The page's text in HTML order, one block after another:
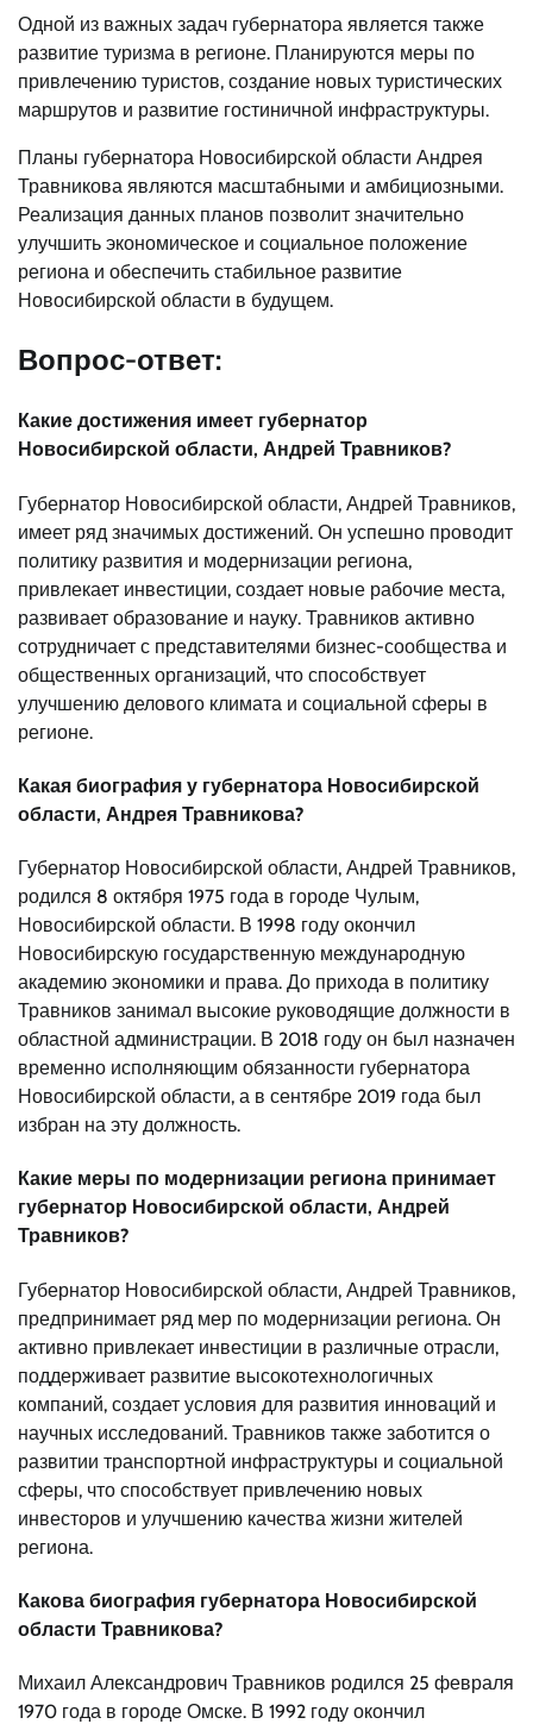
Одной из важных задач губернатора является также
развитие туризма в регионе. Планируются меры по
привлечению туристов, создание новых туристических
маршрутов и развитие гостиничной инфраструктуры.
Планы губернатора Новосибирской области Андрея
Травникова являются масштабными и амбициозными.
Реализация данных планов позволит значительно
улучшить экономическое и социальное положение
региона и обеспечить стабильное развитие
Новосибирской области в будущем.
Вопрос-ответ:
Какие достижения имеет губернатор
Новосибирской области, Андрей Травников?
Губернатор Новосибирской области, Андрей Травников,
имеет ряд значимых достижений. Он успешно проводит
политику развития и модернизации региона,
привлекает инвестиции, создает новые рабочие места,
развивает образование и науку. Травников активно
сотрудничает с представителями бизнес-сообщества и
общественных организаций, что способствует
улучшению делового климата и социальной сферы в
регионе.
Какая биография у губернатора Новосибирской
области, Андрея Травникова?
Губернатор Новосибирской области, Андрей Травников,
родился 8 октября 1975 года в городе Чулым,
Новосибирской области. В 1998 году окончил
Новосибирскую государственную международную
академию экономики и права. До прихода в политику
Травников занимал высокие руководящие должности в
областной администрации. В 2018 году он был назначен
временно исполняющим обязанности губернатора
Новосибирской области, а в сентябре 2019 года был
избран на эту должность.
Какие меры по модернизации региона принимает
губернатор Новосибирской области, Андрей
Травников?
Губернатор Новосибирской области, Андрей Травников,
предпринимает ряд мер по модернизации региона. Он
активно привлекает инвестиции в различные отрасли,
поддерживает развитие высокотехнологичных
компаний, создает условия для развития инноваций и
научных исследований. Травников также заботится о
развитии транспортной инфраструктуры и социальной
сферы, что способствует привлечению новых
инвесторов и улучшению качества жизни жителей
региона.
Какова биография губернатора Новосибирской
области Травникова?
Михаил Александрович Травников родился 25 февраля
1970 года в городе Омске. В 1992 году окончил